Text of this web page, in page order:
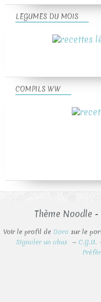
LEGUMES DU MOIS
COMPILS WW
Thème Noodle
Voir le profil de Doro sur le
Signaler un abus
C.G.U.